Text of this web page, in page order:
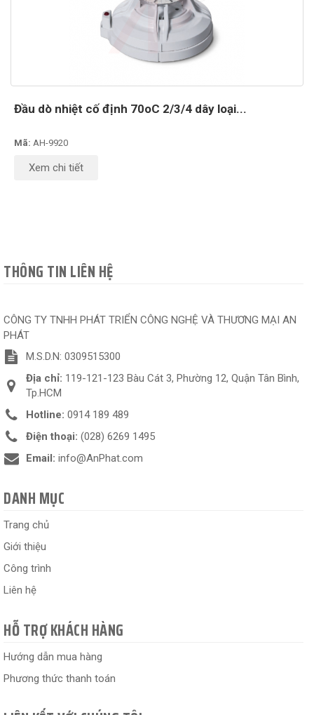
Đầu dò nhiệt cố định 70oC 2/3/4 dây loại...
Mã: AH-9920
Xem chi tiết
THÔNG TIN LIÊN HỆ
CÔNG TY TNHH PHÁT TRIỂN CÔNG NGHỆ VÀ THƯƠNG MẠI AN
PHÁT
M.S.D.N: 0309515300
Địa chỉ: 119-121-123 Bàu Cát 3, Phường 12, Quận Tân Bình,
Tp.HCM
Hotline: 0914 189 489
Điện thoại: (028) 6269 1495
Email: info@AnPhat.com
DANH MỤC
Trang chủ
Giới thiệu
Công trình
Liên hệ
HỖ TRỢ KHÁCH HÀNG
Hướng dẫn mua hàng
Phương thức thanh toán